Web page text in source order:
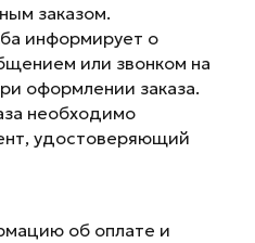
заказом.
информирует о
или звонком на
оформлении заказа.
необходимо
удостоверяющий
об оплате и
Youtube